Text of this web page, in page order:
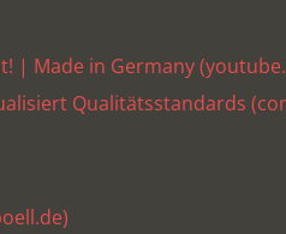
| Made in Germany
Qualitätsstandards